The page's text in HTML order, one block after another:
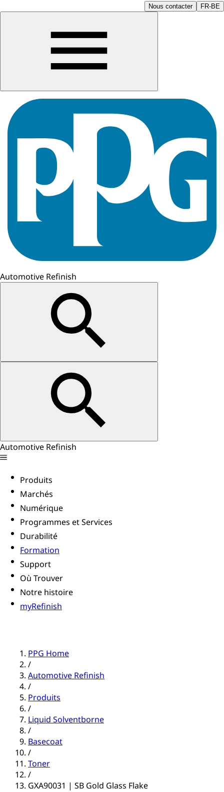
Nous contacter FR-BE
Automotive Refinish
Automotive Refinish
Produits
Marchés
Numérique
Programmes et Services
Durabilité
Formation
Support
Où Trouver
Notre histoire
myRefinish
PPG Home
/
Automotive Refinish
/
Produits
/
Liquid Solventborne
/
Basecoat
/
Toner
/
GXA90031 | SB Gold Glass Flake